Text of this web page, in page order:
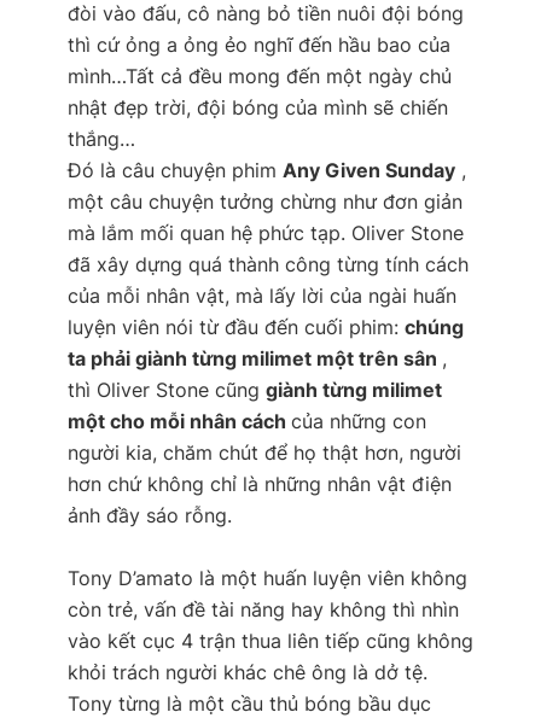
đòi vào đấu, cô nàng bỏ tiền nuôi đội bóng
thì cứ ỏng a ỏng ẻo nghĩ đến hầu bao của
mình…Tất cả đều mong đến một ngày chủ
nhật đẹp trời, đội bóng của mình sẽ chiến
thắng…
Đó là câu chuyện phim Any Given Sunday ,
một câu chuyện tưởng chừng như đơn giản
mà lắm mối quan hệ phức tạp. Oliver Stone
đã xây dựng quá thành công từng tính cách
của mỗi nhân vật, mà lấy lời của ngài huấn
luyện viên nói từ đầu đến cuối phim: chúng
ta phải giành từng milimet một trên sân ,
thì Oliver Stone cũng giành từng milimet
một cho mỗi nhân cách của những con
người kia, chăm chút để họ thật hơn, người
hơn chứ không chỉ là những nhân vật điện
ảnh đầy sáo rỗng.
Tony D’amato là một huấn luyện viên không
còn trẻ, vấn đề tài năng hay không thì nhìn
vào kết cục 4 trận thua liên tiếp cũng không
khỏi trách người khác chê ông là dở tệ.
Tony từng là một cầu thủ bóng bầu dục